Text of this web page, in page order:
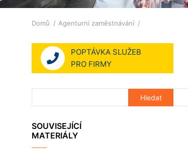
Drobečková
Domů Agenturní zaměstnávání
POPTÁVKA SLUŽEB
PRO FIRMY
SOUVISEJÍCÍ
MATERIÁLY